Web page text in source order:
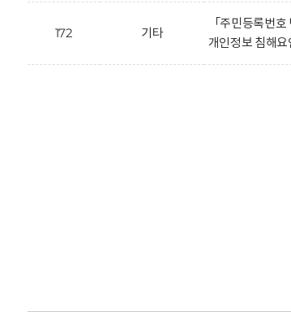
172 기타
「주민등록번
개인정보 침해